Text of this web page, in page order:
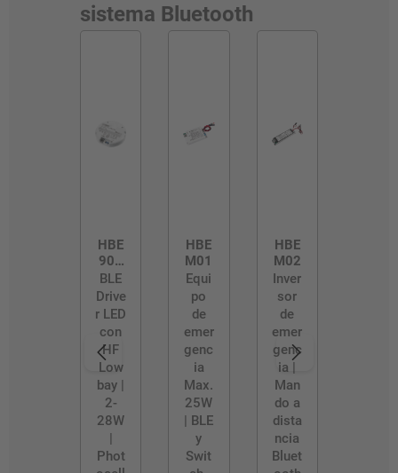
sistema Bluetooth
HBE
902
8
BLE
Drive
r LED
con
HF
Low
bay |
2-
28W
|
Phot
HBE
M01
Equi
po
de
emer
genc
ia
Max.
25W
| BLE
y
Swit
HBE
M02
Inver
sor
de
emer
genc
ia |
Man
do a
dista
ncia
Bluet